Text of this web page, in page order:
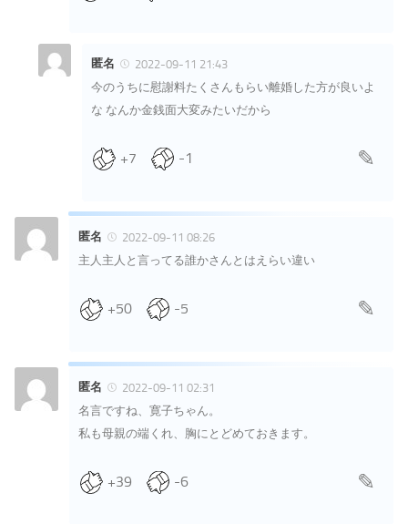
匿名
2022-09-11 21:43
今のうちに慰謝料たくさんもらい離婚した方が良いよ
な なんか金銭面大変みたいだから
+7 -1
匿名
2022-09-11 08:26
主人主人と言ってる誰かさんとはえらい違い
+50 -5
匿名
2022-09-11 02:31
名言ですね、寛子ちゃん。
私も母親の端くれ、胸にとどめておきます。
+39 -6